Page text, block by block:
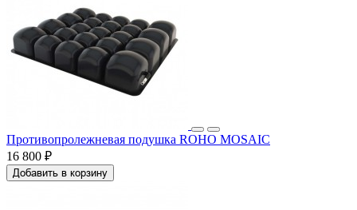
Противопролежневая подушка ROHO MOSAIC
16 800 ₽
Добавить в корзину